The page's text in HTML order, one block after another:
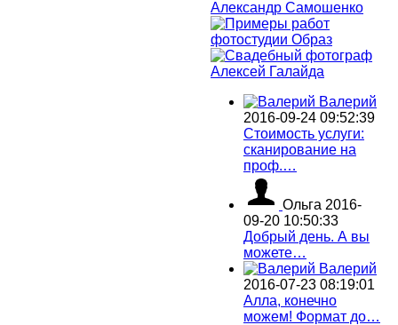
Валерий
2016-09-24 09:52:39
Стоимость услуги:
сканирование на
проф.…
Ольга 2016-
09-20 10:50:33
Добрый день. А вы
можете…
Валерий
2016-07-23 08:19:01
Алла, конечно
можем! Формат до…